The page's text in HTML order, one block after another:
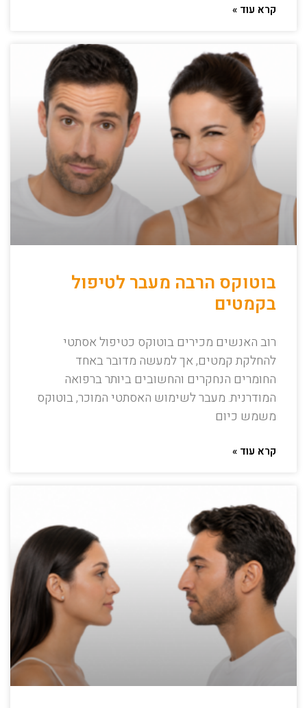
קרא עוד »
בוטוקס הרבה מעבר לטיפול
בקמטים
רוב האנשים מכירים בוטוקס כטיפול אסתטי
להחלקת קמטים, אך למעשה מדובר באחד
החומרים הנחקרים והחשובים ביותר ברפואה
המודרנית. מעבר לשימוש האסתטי המוכר, בוטוקס
משמש כיום
קרא עוד »